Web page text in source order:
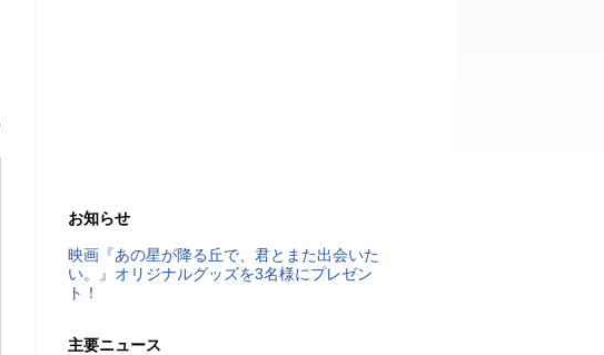
お知らせ
映画『あの星が降る丘で、君とまた出会いた
い。』オリジナルグッズを3名様にプレゼン
ト！
主要ニュース